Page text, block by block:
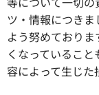
ツ・情報につき
よう努めており
くなっているこ
容によって生じた